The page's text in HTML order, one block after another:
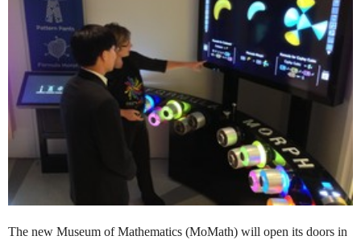
The new Museum of Mathematics (MoMath) will open its doors in